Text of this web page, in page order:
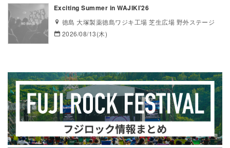
Exciting Summer in WAJIKI’26
徳島 大塚製薬徳島ワジキ工場 芝生広場 野外ステージ
2026/08/13(木)